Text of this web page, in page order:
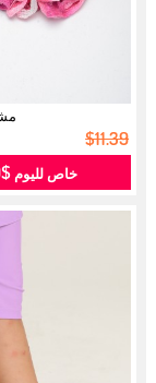
$11.39
خاص لليوم$4.99